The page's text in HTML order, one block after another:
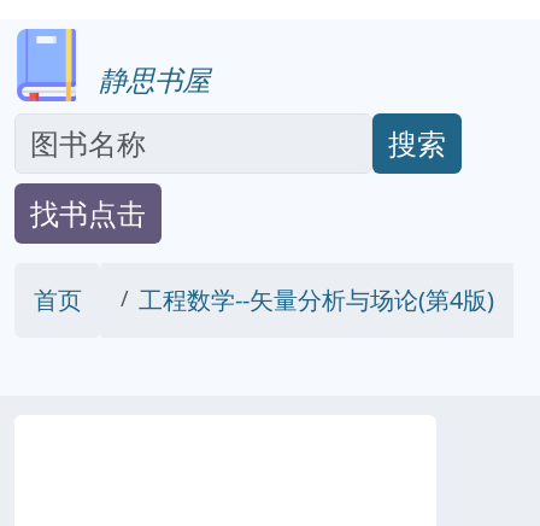
静思书屋
搜索
找书点击
首页 工程数学--矢量分析与场论(第4版)